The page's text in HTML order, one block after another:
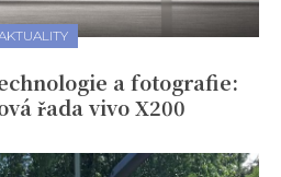
a fotografie:
řada vivo X200